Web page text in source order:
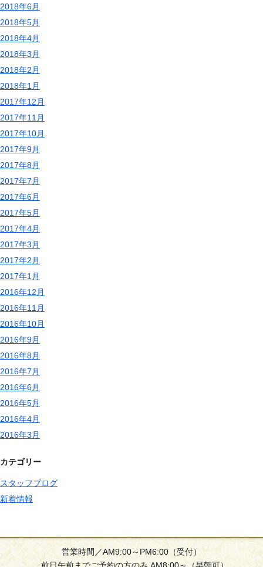
2018年6月
2018年5月
2018年4月
2018年3月
2018年2月
2018年1月
2017年12月
2017年11月
2017年10月
2017年9月
2017年8月
2017年7月
2017年6月
2017年5月
2017年4月
2017年3月
2017年2月
2017年1月
2016年12月
2016年11月
2016年10月
2016年9月
2016年8月
2016年7月
2016年6月
2016年5月
2016年4月
2016年3月
カテゴリー
スタッフブログ
新着情報
営業時間／AM9:00～PM6:00（受付）